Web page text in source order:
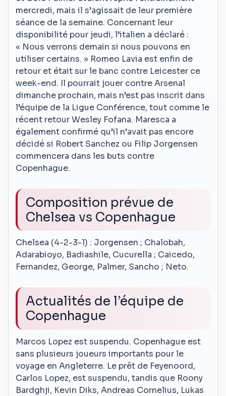
mercredi, mais il s’agissait de leur première
séance de la semaine. Concernant leur
disponibilité pour jeudi, l’italien a déclaré :
« Nous verrons demain si nous pouvons en
utiliser certains. » Romeo Lavia est enfin de
retour et était sur le banc contre Leicester ce
week-end. Il pourrait jouer contre Arsenal
dimanche prochain, mais n’est pas inscrit dans
l’équipe de la Ligue Conférence, tout comme le
récent retour Wesley Fofana. Maresca a
également confirmé qu’il n’avait pas encore
décidé si Robert Sanchez ou Filip Jorgensen
commencera dans les buts contre
Copenhague.
Composition prévue de
Chelsea vs Copenhague
Chelsea (4-2-3-1) : Jorgensen ; Chalobah,
Adarabioyo, Badiashile, Cucurella ; Caicedo,
Fernandez, George, Palmer, Sancho ; Neto.
Actualités de l’équipe de
Copenhague
Marcos Lopez est suspendu. Copenhague est
sans plusieurs joueurs importants pour le
voyage en Angleterre. Le prêt de Feyenoord,
Carlos Lopez, est suspendu, tandis que Roony
Bardghji, Kevin Diks, Andreas Cornelius, Lukas